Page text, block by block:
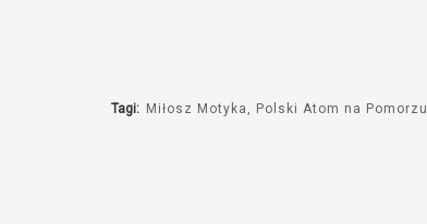
Tagi: Miłosz Motyka Polski Atom na Pomorzu